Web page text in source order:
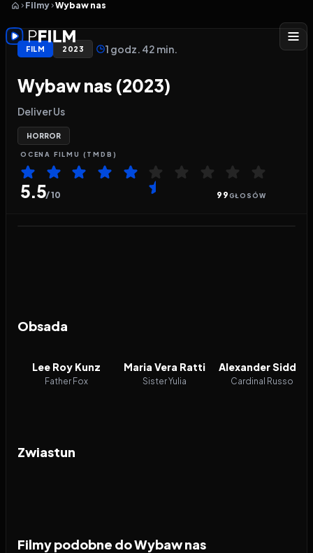
Filmy Wybaw nas
FILM 2023 1 godz. 42 min.
Wybaw nas (2023)
Deliver Us
HORROR
OCENA FILMU (TMDB)
5.5/ 10 99GŁOSÓW
Obsada
Lee Roy Kunz
Father Fox
Maria Vera Ratti
Sister Yulia
Alexander Siddig
Cardinal Russo
Zwiastun
Filmy podobne do Wybaw nas